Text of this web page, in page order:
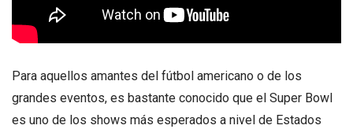
Para aquellos amantes del fútbol americano o de los
grandes eventos, es bastante conocido que el Super Bowl
es uno de los shows más esperados a nivel de Estados